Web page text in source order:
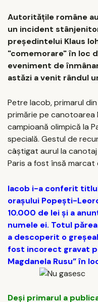
Autoritățile române
un incident
președintelui Klaus
"comemorare" în loc
eveniment de
astăzi a venit rândul
Petre Iacob, primarul
primărie pe canotoarea
campioană olimpică la
specială. Gestul de
câștigat aurul la canotaj
Paris a fost însă marcat
Iacob i-a conferit
orașului Popești-
10.000 de lei și a
numele ei. Totul
a descoperit o
fost incorect gravat
Magdanela Rusu” în
Deși primarul a